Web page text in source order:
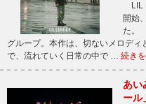
LIL
開始
た。
グループ。本作は、切ないメロデ
で、流れていく日常の中で … 続き
あい
ール